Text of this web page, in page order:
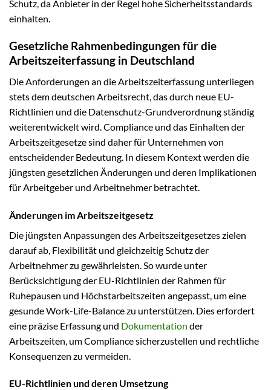
Schutz, da Anbieter in der Regel hohe Sicherheitsstandards
einhalten.
Gesetzliche Rahmenbedingungen für die
Arbeitszeiterfassung in Deutschland
Die Anforderungen an die Arbeitszeiterfassung unterliegen
stets dem deutschen Arbeitsrecht, das durch neue EU-
Richtlinien und die Datenschutz-Grundverordnung ständig
weiterentwickelt wird. Compliance und das Einhalten der
Arbeitszeitgesetze sind daher für Unternehmen von
entscheidender Bedeutung. In diesem Kontext werden die
jüngsten gesetzlichen Änderungen und deren Implikationen
für Arbeitgeber und Arbeitnehmer betrachtet.
Änderungen im Arbeitszeitgesetz
Die jüngsten Anpassungen des Arbeitszeitgesetzes zielen
darauf ab, Flexibilität und gleichzeitig Schutz der
Arbeitnehmer zu gewährleisten. So wurde unter
Berücksichtigung der EU-Richtlinien der Rahmen für
Ruhepausen und Höchstarbeitszeiten angepasst, um eine
gesunde Work-Life-Balance zu unterstützen. Dies erfordert
eine präzise Erfassung und Dokumentation der
Arbeitszeiten, um Compliance sicherzustellen und rechtliche
Konsequenzen zu vermeiden.
EU-Richtlinien und deren Umsetzung